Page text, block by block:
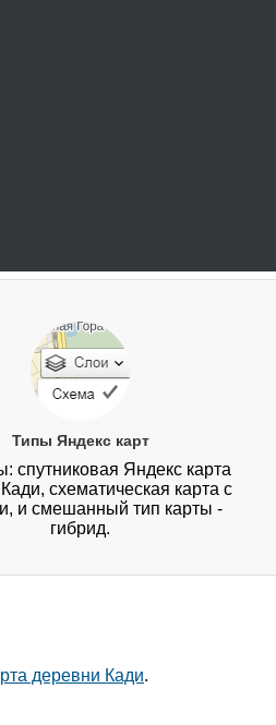
Типы Яндекс карт
спутниковая Яндекс карта
схематическая карта с
и смешанный тип карты -
гибрид.
деревни Кади.